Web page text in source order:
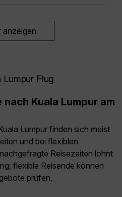
anzeigen
Lumpur Flug
nach Kuala Lumpur am
Lumpur finden sich meist
und bei flexiblen
Reisezeiten lohnt
flexible Reisende können
prüfen.